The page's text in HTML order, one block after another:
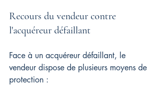
Recours du vendeur contre
l'acquéreur défaillant
Face à un acquéreur défaillant, le
vendeur dispose de plusieurs moyens de
protection :